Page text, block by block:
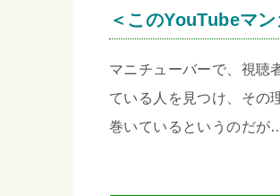
＜このYouTubeマ
マニチューバーで、視聴
ている人を見つけ、その
巻いているというのだが